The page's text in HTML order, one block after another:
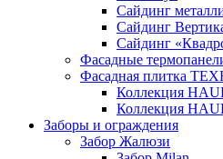
Сайдинг
Сайдинг
Сайдинг
Фасадные
Фасадная плитка
Коллекция
Коллекция
Заборы и ограждения
Забор Жалюзи